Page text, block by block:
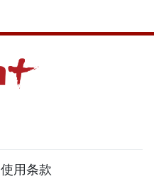
使用条款